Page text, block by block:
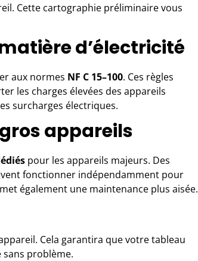
Cette cartographie préliminaire vous
d’électricité
aux normes NF C 15–100. Ces règles
les charges élevées des appareils
surcharges électriques.
appareils
pour les appareils majeurs. Des
fonctionner indépendamment pour
également une maintenance plus aisée.
Cela garantira que votre tableau
problème.